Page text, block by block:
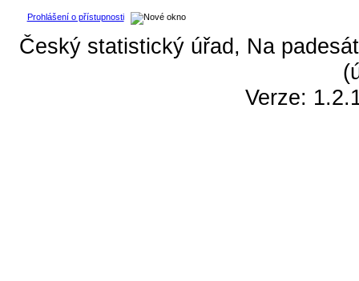
Prohlášení o přístupnosti
Český statistický úřad, Na
Verze: